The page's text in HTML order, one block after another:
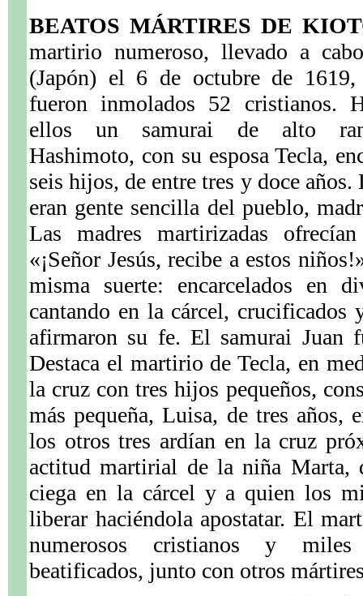
BEATOS MÁRTIRES DE
martirio numeroso, llevado a
(Japón) el 6 de octubre de
fueron inmolados 52 cristianos.
ellos un samurai de alto
Hashimoto, con su esposa Tecla,
seis hijos, de entre tres y doce años.
eran gente sencilla del pueblo,
Las madres martirizadas
«¡Señor Jesús, recibe a estos
misma suerte: encarcelados en
cantando en la cárcel, crucificados
afirmaron su fe. El samurai Juan
Destaca el martirio de Tecla, en
la cruz con tres hijos pequeños,
más pequeña, Luisa, de tres años,
los otros tres ardían en la cruz
actitud martirial de la niña Marta,
ciega en la cárcel y a quien los
liberar haciéndola apostatar. El
numerosos cristianos y
beatificados, junto con otros